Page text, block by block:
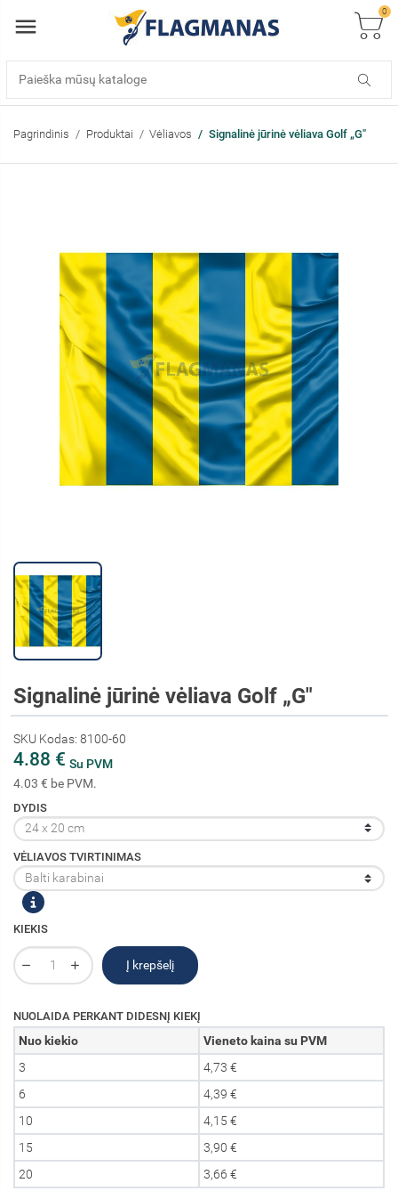
0
Pagrindinis Produktai Vėliavos Signalinė jūrinė vėliava Golf „G"
Signalinė jūrinė vėliava Golf „G"
SKU Kodas: 8100-60
4.88 € Su PVM
4.03 € be PVM.
DYDIS
VĖLIAVOS TVIRTINIMAS
KIEKIS
Į krepšelį
NUOLAIDA PERKANT DIDESNĮ KIEKĮ
Nuo kiekio
Vieneto kaina su PVM
3
4,73 €
6
4,39 €
10
4,15 €
15
3,90 €
20
3,66 €